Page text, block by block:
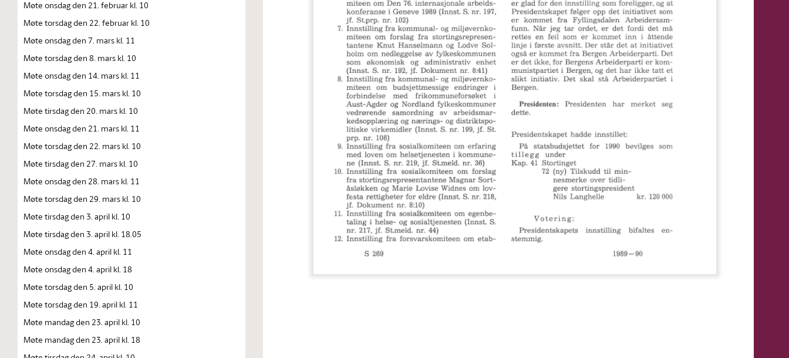
Møte onsdag den 21. februar kl. 10
Møte torsdag den 22. februar kl. 10
Møte onsdag den 7. mars kl. 11
Møte torsdag den 8. mars kl. 10
Møte onsdag den 14. mars kl. 11
Møte torsdag den 15. mars kl. 10
Møte tirsdag den 20. mars kl. 10
Møte onsdag den 21. mars kl. 11
Møte torsdag den 22. mars kl. 10
Møte tirsdag den 27. mars kl. 10
Møte onsdag den 28. mars kl. 11
Møte torsdag den 29. mars kl. 10
Møte tirsdag den 3. april kl. 10
Møte tirsdag den 3. april kl. 18.05
Møte onsdag den 4. april kl. 11
Møte onsdag den 4. april kl. 18
Møte torsdag den 5. april kl. 10
Møte torsdag den 19. april kl. 11
Møte mandag den 23. april kl. 10
Møte mandag den 23. april kl. 18